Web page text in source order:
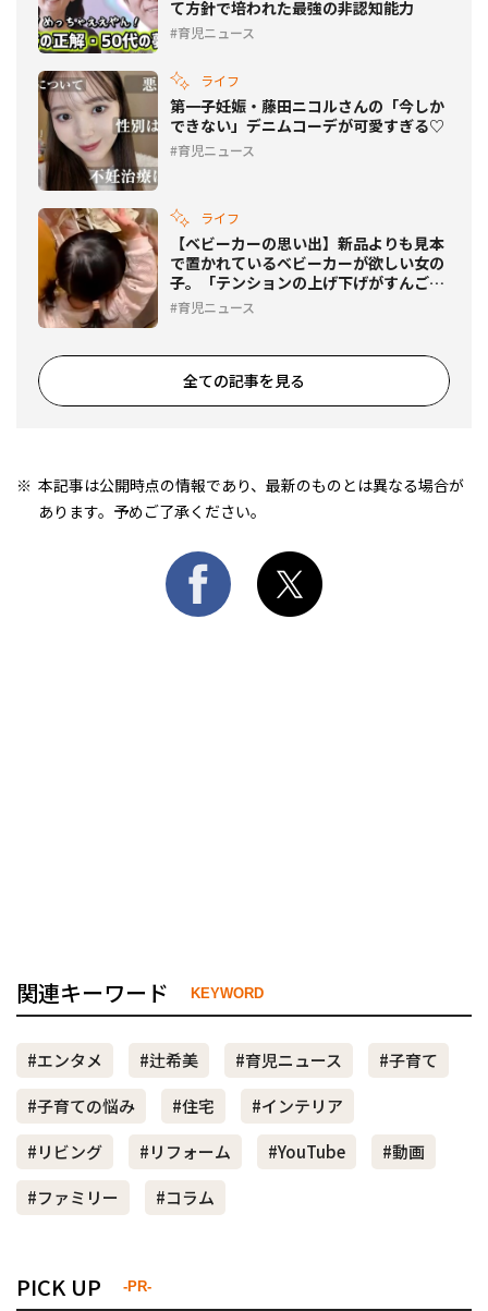
て方針で培われた最強の非認知能力
育児ニュース
ライフ
第一子妊娠・藤田ニコルさんの「今しか
できない」デニムコーデが可愛すぎる♡
育児ニュース
ライフ
【ベビーカーの思い出】新品よりも見本
で置かれているベビーカーが欲しい女の
子。「テンションの上げ下げがすんごい
ww」
育児ニュース
全ての記事を見る
本記事は公開時点の情報であり、最新のものとは異なる場合が
あります。予めご了承ください。
関連キーワード KEYWORD
#エンタメ #辻希美 #育児ニュース
#子育て
#子育ての悩み
#住宅
#インテリア
#リビング
#リフォーム #YouTube
#動画
#ファミリー
#コラム
PICK UP -PR-